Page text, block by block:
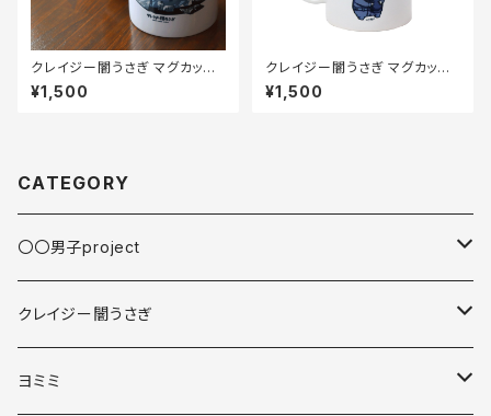
クレイジー闇うさぎ マグカップ
（お薬）
¥1,500
クレイジー闇うさぎ マグカップ
（社畜）
¥1,500
CATEGORY
〇〇男子project
缶バッジ
スマホアクセサリ
クレイジー闇うさぎ
スマホアクセサリ
ヨミミ